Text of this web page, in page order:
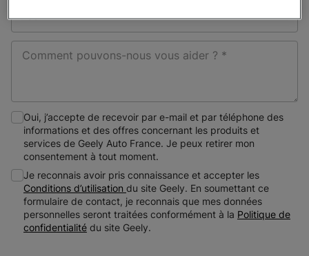
Comment pouvons-nous vous aider ? *
Oui, j’accepte de recevoir par e-mail et par téléphone des
informations et des offres concernant les produits et
services de Geely Auto France. Je peux retirer mon
consentement à tout moment.
Je reconnais avoir pris connaissance et accepter les
Conditions d’utilisation du site Geely. En soumettant ce
formulaire de contact, je reconnais que mes données
personnelles seront traitées conformément à la Politique de
confidentialité du site Geely.